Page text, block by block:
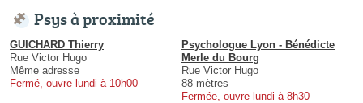
Psys à proximité
GUICHARD Thierry
Rue Victor Hugo
Même adresse
Fermé, ouvre lundi à 10h00
Psychologue Lyon - Bénédicte
Merle du Bourg
Rue Victor Hugo
88 mètres
Fermée, ouvre lundi à 8h30